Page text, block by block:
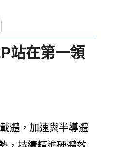
站在第一領
體，加速與半導體